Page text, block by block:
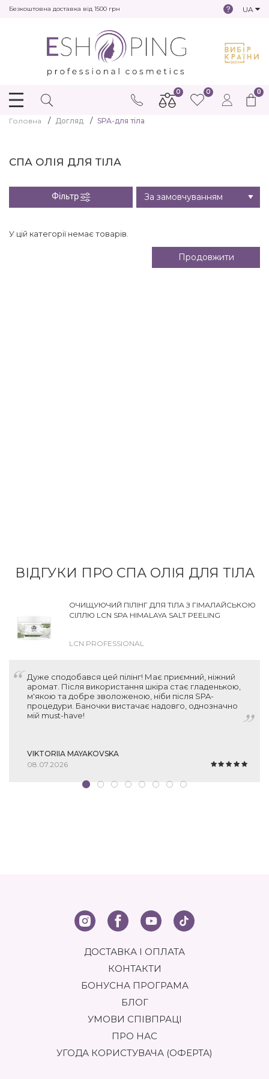
Безкоштовна доставка від 1500 грн UA
0
0 0
Головна Догляд SPA-для тіла
СПА ОЛІЯ ДЛЯ ТІЛА
Фільтр
У цій категорії немає товарів.
Продовжити
ВІДГУКИ ПРО СПА ОЛІЯ ДЛЯ ТІЛА
ОЧИЩУЮЧИЙ ПІЛІНГ ДЛЯ ТІЛА З ГІМАЛАЙСЬКОЮ
СІЛЛЮ LCN SPA HIMALAYA SALT PEELING
LCN PROFESSIONAL
Дуже сподобався цей пілінг! Має приємний, ніжний
аромат. Після використання шкіра стає гладенькою,
м'якою та добре зволоженою, ніби після SPA-
процедури. Баночки вистачає надовго, однозначно
мій must-have!
VIKTORIIA MAYAKOVSKA
08.07.2026
ДОСТАВКА І ОПЛАТА
КОНТАКТИ
БОНУСНА ПРОГРАМА
БЛОГ
УМОВИ СПІВПРАЦІ
ПРО НАС
УГОДА КОРИСТУВАЧА (ОФЕРТА)